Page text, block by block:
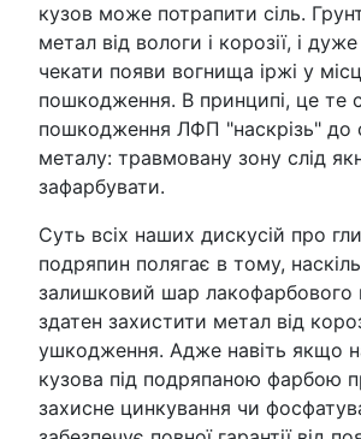
кузов може потрапити сіль.
метал від вологи і корозії, і
чекати появи вогнища іржі у
пошкодження. В принципі, це те
пошкодження ЛФП "наскрізь" до
металу: травмовану зону слід
зафарбувати.
Суть всіх наших дискусій про
подряпин полягає в тому,
залишковий шар лакофарбового
здатен захистити метал від
ушкодження. Адже навіть якщо
кузова під подряпаною фарбою
захисне цинкування чи